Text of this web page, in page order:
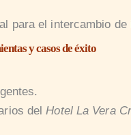
para el intercambio de
y casos de éxito
delHotel La Vera